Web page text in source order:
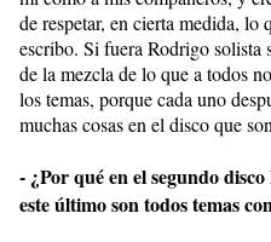
de respetar, en cierta medida, lo
escribo. Si fuera Rodrigo solista
de la mezcla de lo que a todos
los temas, porque cada uno
muchas cosas en el disco que
- ¿Por qué en el segundo
este último son todos temas